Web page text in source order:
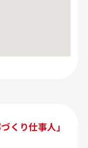
くり仕事人」